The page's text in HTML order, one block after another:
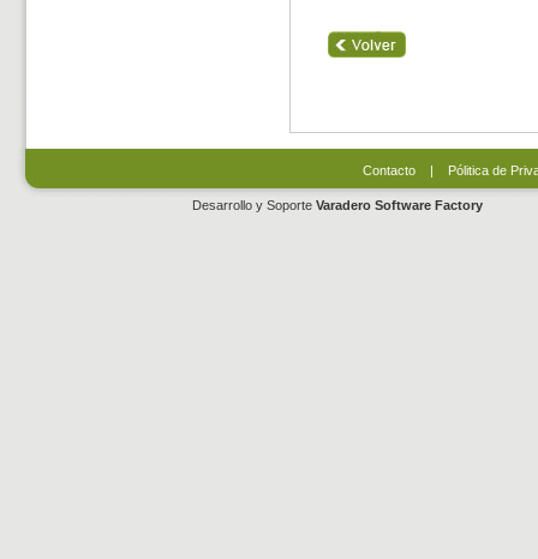
Contacto| Pólitica de
Desarrollo y Soporte Varadero Software Factory